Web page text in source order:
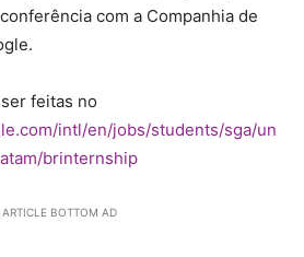
com a Companhia de
feitas no
intl/en/jobs/students/sga/un
brinternship
ARTICLE BOTTOM AD